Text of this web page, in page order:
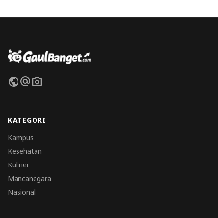
publicalternate_emailphoto_camera
KATEGORI
Kampus
Kesehatan
Kuliner
Mancanegara
Nasional